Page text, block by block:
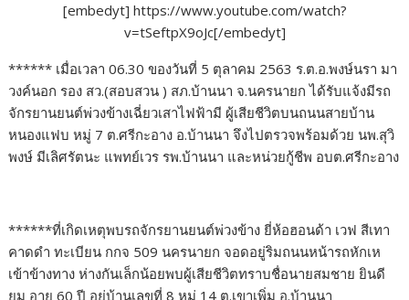
[embedyt] https://www.youtube.com/watch?
v=tSeftpX9oJc[/embedyt]
****** เมื่อเวลา 06.30 ของวันที่ 5 ตุลาคม 2563 ร.ต.อ.พงษ์นรา มา
วงค์นอก รอง สว.(สอบสวน ) สภ.บ้านนา จ.นครนายก ได้รับแจ้งมีรถ
จักรยานยนต์พ่วงข้างเฉี่ยวเสาไฟฟ้ามี ผู้เสียชีวิตบนถนนสายบ้าน
หนองแฟบ หมู่ 7 ต.ศรีกะอาง อ.บ้านนา จึงไปตรวจพร้อมด้วย นพ.สุวิ
พงษ์ มีเลิศรัตนะ แพทย์เวร รพ.บ้านนา และหน่วยกู้ชีพ อบต.ศรีกะอาง
******ที่เกิดเหตุพบรถจักรยานยนต์พ่วงข้าง ยี่ห้อฮอนด้า เวฟ สีเทา
คาดดำ ทะเบียน กกจ 509 นครนายก จอดอยู่ริมถนนหน้ารถหักเห
เข้าข้างทาง ห่างกันเล็กน้อยพบผู้เสียชีวิตทราบชื่อนายสมชาย ยินดี
ยม อายุ 60 ปี อยู่บ้านเลขที่ 8 หมู่ 14 ต.เขาเพิ่ม อ.บ้านนา